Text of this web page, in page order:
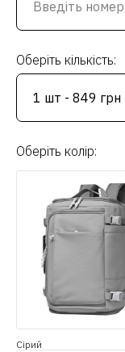
Оберіть кількість:
Оберіть колір:
Сірий